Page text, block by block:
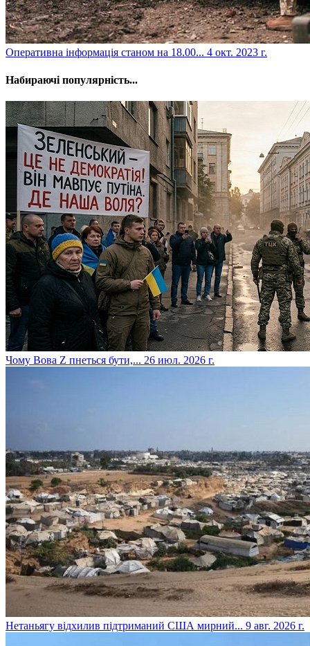
​Оперативна інформація станом на 18.00... 4 окт. 2023 г.
Набираючі популярність...
​Чому Вова Z пнеться бути,... 26 июл. 2026 г.
​Нетаньягу відхилив підтриманий США мирний... 9 авг. 2026 г.